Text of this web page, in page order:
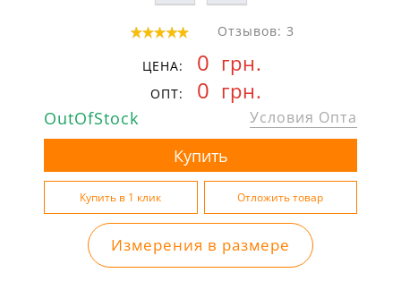
Отзывов: 3
ЦЕНА: 0 грн.
ОПТ: 0 грн.
OutOfStock Условия Опта
Измерения в размере